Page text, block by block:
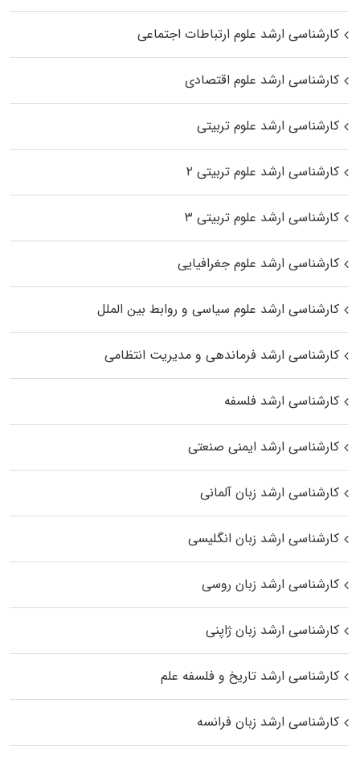
کارشناسی ارشد علوم ارتباطات اجتماعی
کارشناسی ارشد علوم اقتصادی
کارشناسی ارشد علوم تربیتی
کارشناسی ارشد علوم تربیتی ۲
کارشناسی ارشد علوم تربیتی ۳
کارشناسی ارشد علوم جغرافیایی
کارشناسی ارشد علوم سیاسی و روابط بین الملل
کارشناسی ارشد فرماندهی و مدیریت انتظامی
کارشناسی ارشد فلسفه
کارشناسی ارشد ایمنی صنعتی
کارشناسی ارشد زبان آلمانی
کارشناسی ارشد زبان انگلیسی
کارشناسی ارشد زبان روسی
کارشناسی ارشد زبان ژاپنی
کارشناسی ارشد تاریخ و فلسفه علم
کارشناسی ارشد زبان فرانسه